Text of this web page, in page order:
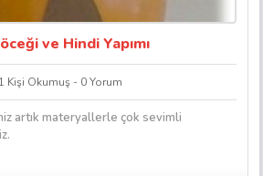
ve Hindi Yapımı
Okumuş - 0 Yorum
artık materyallerle çok sevimli